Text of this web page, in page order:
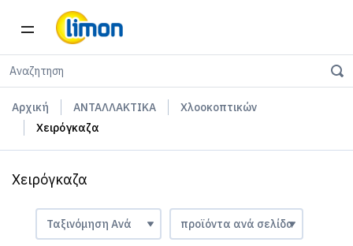
Αρχική ΑΝΤΑΛΛΑΚΤΙΚΑ
Χλοοκοπτικών
Χειρόγκαζα
Χειρόγκαζα